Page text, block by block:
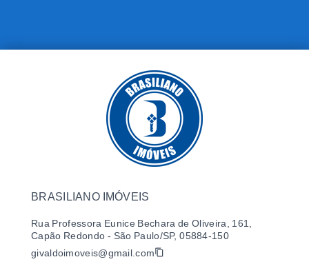
BRASILIANO IMÓVEIS
Rua Professora Eunice Bechara de Oliveira, 161,
Capão Redondo - São Paulo/SP, 05884-150
givaldoimoveis@gmail.com